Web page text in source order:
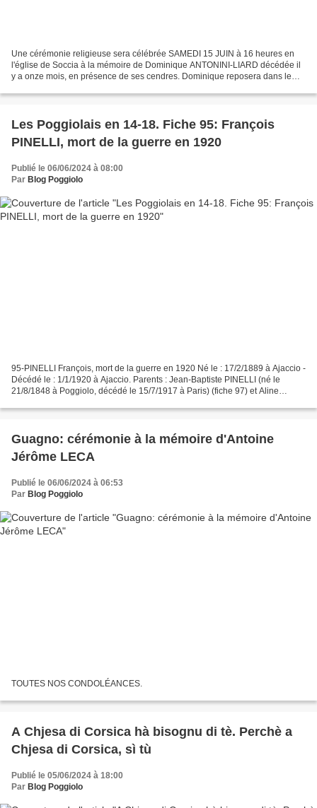
Une cérémonie religieuse sera célébrée SAMEDI 15 JUIN à 16 heures en
l'église de Soccia à la mémoire de Dominique ANTONINI-LIARD décédée il
y a onze mois, en présence de ses cendres. Dominique reposera dans le
Les Poggiolais en 14-18. Fiche 95: François
PINELLI, mort de la guerre en 1920
Publié le 06/06/2024 à 08:00
Par Blog Poggiolo
95-PINELLI François, mort de la guerre en 1920 Né le : 17/2/1889 à Ajaccio -
Décédé le : 1/1/1920 à Ajaccio. Parents : Jean-Baptiste PINELLI (né le
21/8/1848 à Poggiolo, décédé le 15/7/1917 à Paris) (fiche 97) et Aline
Guagno: cérémonie à la mémoire d'Antoine
Jérôme LECA
Publié le 06/06/2024 à 06:53
Par Blog Poggiolo
TOUTES NOS CONDOLÉANCES.
A Chjesa di Corsica hà bisognu di tè. Perchè a
Chjesa di Corsica, sì tù
Publié le 05/06/2024 à 18:00
Par Blog Poggiolo